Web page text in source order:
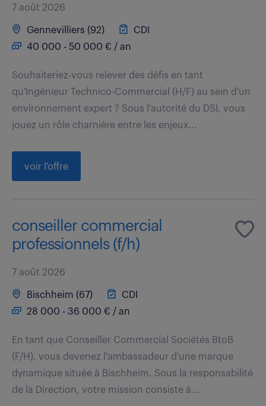
7 août 2026
Gennevilliers (92)
CDI
40 000 - 50 000 € / an
Souhaiteriez-vous relever des défis en tant
qu'Ingénieur Technico-Commercial (H/F) au sein d'un
environnement expert ? Sous l'autorité du DSI, vous
jouez un rôle charnière entre les enjeux...
voir l'offre
conseiller commercial
professionnels (f/h)
7 août 2026
Bischheim (67)
CDI
28 000 - 36 000 € / an
En tant que Conseiller Commercial Sociétés BtoB
(F/H), vous devenez l'ambassadeur d'une marque
dynamique située à Bischheim. Sous la responsabilité
de la Direction, votre mission consiste à...